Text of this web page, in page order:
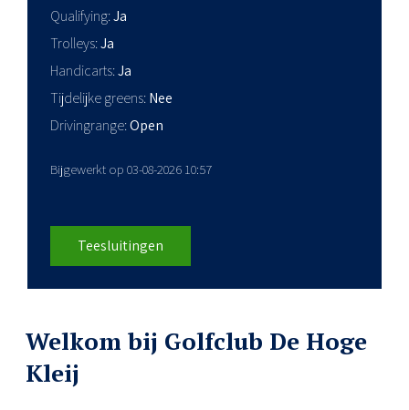
Qualifying Ja
Trolleys Ja
Handicarts Ja
Tijdelijke greens Nee
Drivingrange Open
Bijgewerkt op 03-08-2026 10:57
Teesluitingen
Welkom bij Golfclub De Hoge
Kleij